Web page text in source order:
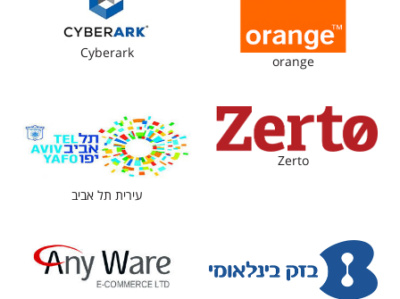
orange
Cyberark
Zerto
עירית תל אביב